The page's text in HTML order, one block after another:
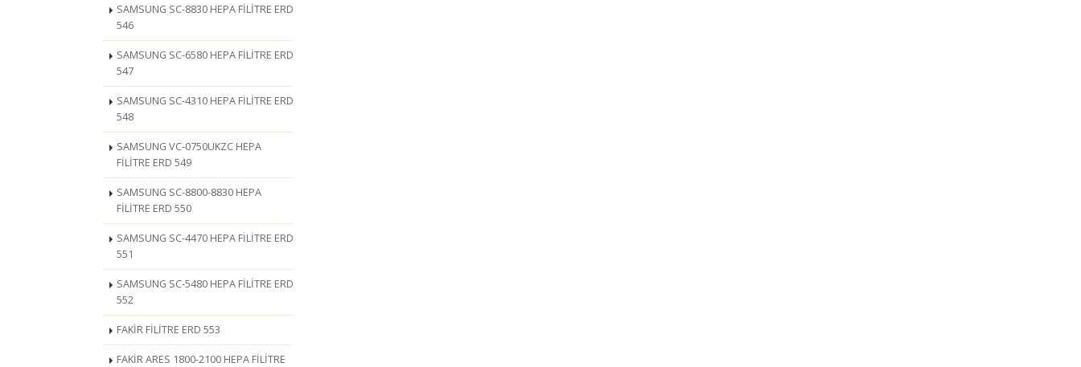
SAMSUNG SC-8830 HEPA FİLİTRE ERD
546
SAMSUNG SC-6580 HEPA FİLİTRE ERD
547
SAMSUNG SC-4310 HEPA FİLİTRE ERD
548
SAMSUNG VC-0750UKZC HEPA
FİLİTRE ERD 549
SAMSUNG SC-8800-8830 HEPA
FİLİTRE ERD 550
SAMSUNG SC-4470 HEPA FİLİTRE ERD
551
SAMSUNG SC-5480 HEPA FİLİTRE ERD
552
FAKİR FİLİTRE ERD 553
FAKİR ARES 1800-2100 HEPA FİLİTRE